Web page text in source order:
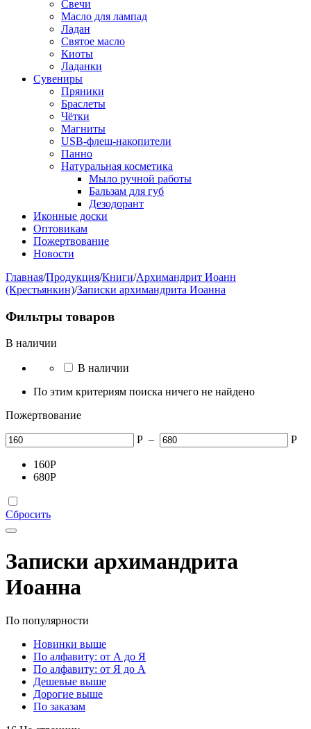
Свечи
Масло для лампад
Ладан
Святое масло
Киоты
Ладанки
Сувениры
Пряники
Браслеты
Чётки
Магниты
USB-флеш-накопители
Панно
Натуральная косметика
Мыло ручной работы
Бальзам для губ
Дезодорант
Иконные доски
Оптовикам
Пожертвование
Новости
Главная/Продукция/Книги/Архимандрит Иоанн
(Крестьянкин)/Записки архимандрита Иоанна
Фильтры товаров
В наличии
В наличии
По этим критериям поиска ничего не найдено
Пожертвование
Р – Р
160Р
680Р
Сбросить
Записки архимандрита
Иоанна
По популярности
Новинки выше
По алфавиту: от А до Я
По алфавиту: от Я до А
Дешевые выше
Дорогие выше
По заказам